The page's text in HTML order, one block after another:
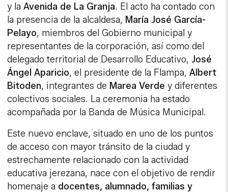
y laAvenida de La Granja. El acto ha contado con
la presencia de la alcaldesa, María José García-
Pelayo, miembros del Gobierno municipal y
representantes de la corporación, así como del
delegado territorial de Desarrollo Educativo, José
Ángel Aparicio, el presidente de la Flampa,Albert
Bitoden, integrantes de Marea Verdey diferentes
colectivos sociales. La ceremonia ha estado
acompañada por la Banda de Música Municipal.
Este nuevo enclave, situado en uno de los puntos
de acceso con mayor tránsito de la ciudad y
estrechamente relacionado con la actividad
educativa jerezana, nace con el objetivo de rendir
homenaje a docentes, alumnado, familias y